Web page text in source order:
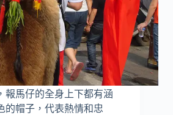
報馬仔的全身上下都有涵
的帽子，代表熱情和忠